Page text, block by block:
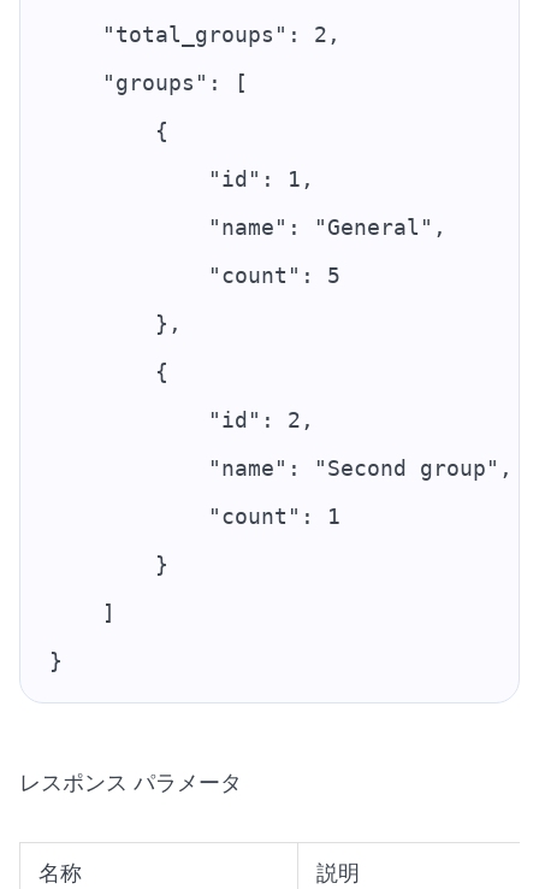
    "total_groups": 2,
    "groups": [
        {
            "id": 1,
            "name": "General",
            "count": 5
        },
        {
            "id": 2,
            "name": "Second group",
            "count": 1
        }
    ]
}
レスポンス パラメータ
名称 説明